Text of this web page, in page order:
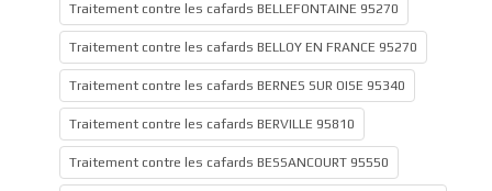
Traitement contre les cafards BELLEFONTAINE 95270
Traitement contre les cafards BELLOY EN FRANCE 95270
Traitement contre les cafards BERNES SUR OISE 95340
Traitement contre les cafards BERVILLE 95810
Traitement contre les cafards BESSANCOURT 95550